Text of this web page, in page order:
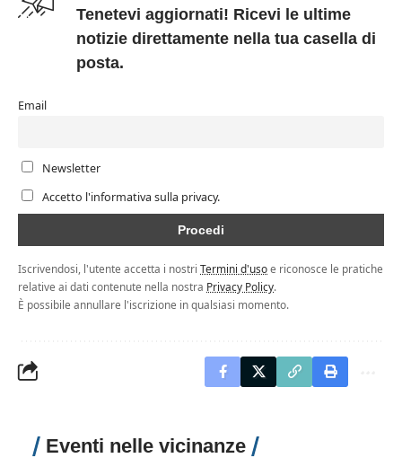
Tenetevi aggiornati! Ricevi le ultime
notizie direttamente nella tua casella di
posta.
Email
Newsletter
Accetto l'informativa sulla privacy.
Iscrivendosi, l'utente accetta i nostri Termini d'usoe riconosce le pratiche
relative ai dati contenute nella nostra Privacy Policy.
È possibile annullare l'iscrizione in qualsiasi momento.
Eventi nelle vicinanze